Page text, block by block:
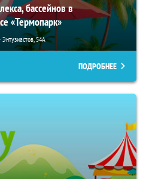
бассейнов в
«Термопарк»
54А
ПОДРОБНЕЕ